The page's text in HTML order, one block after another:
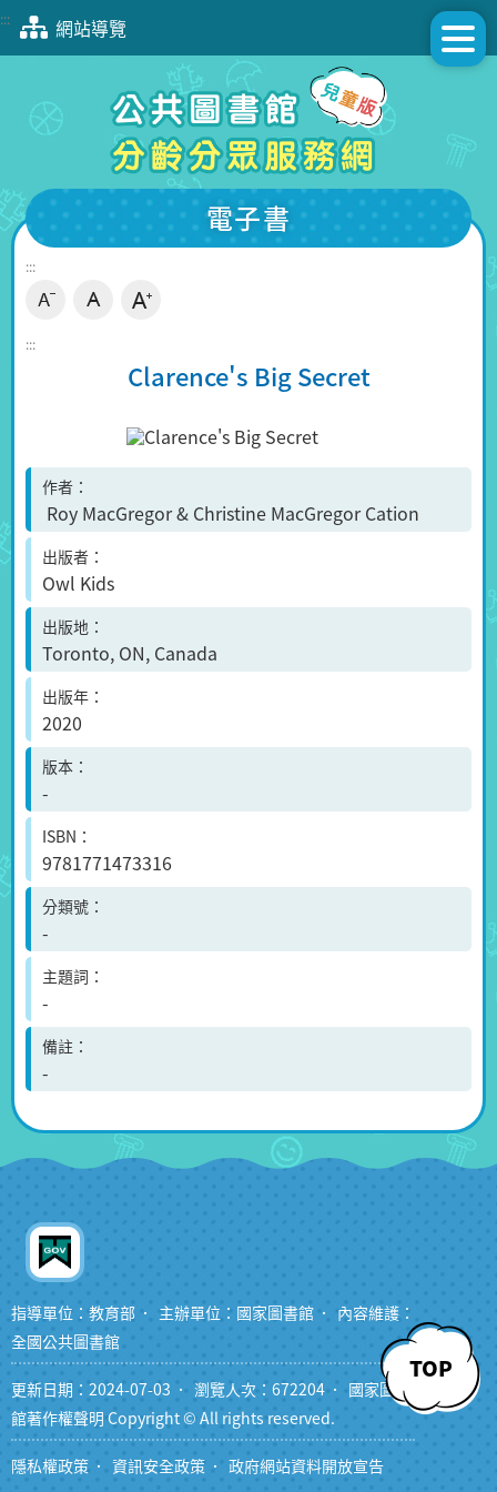
跳
塊
::: 網站導覽
電子書
:::
:::
Clarence's Big Secret
作者
Roy MacGregor & Christine MacGregor Cation
出版者
Owl Kids
出版地
Toronto, ON, Canada
出版年
2020
版本
-
ISBN
9781771473316
分類號
-
主題詞
-
備註
-
TOP
指導單位：教育部 主辦單位：國家圖書館
內容維護：
全國公共圖書館
更新日期：2024-07-03 瀏覽人次：672204
國家圖書
館著作權聲明 Copyright © All rights reserved.
隱私權政策 資訊安全政策 政府網站資料開放宣告